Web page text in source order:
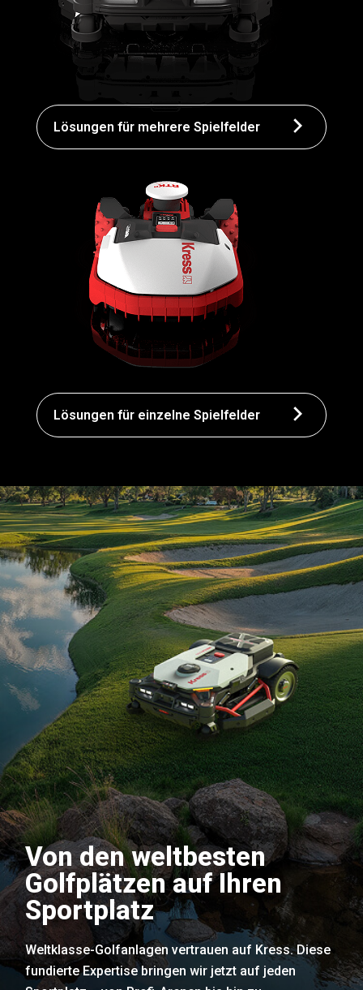
Lösungen für mehrere Spielfelder
Lösungen für einzelne Spielfelder
Von den weltbesten
Golfplätzen auf Ihren
Sportplatz
Weltklasse-Golfanlagen vertrauen auf Kress. Diese
fundierte Expertise bringen wir jetzt auf jeden